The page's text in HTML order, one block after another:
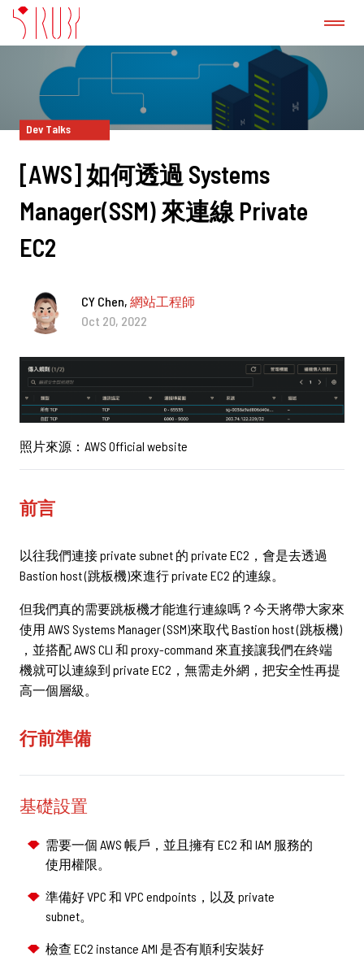
認識我們
成功案例
GitLab 諮詢服務
產品
台北市中正區襄陽路6號6樓
Dev Talks
[AWS] 如何透過 Systems
Manager(SSM) 來連線 Private
EC2
CY Chen, 網站工程師
Oct 20, 2022
照片來源：AWS Official website
前言
以往我們連接 private subnet 的 private EC2，會是去透過
Bastion host (跳板機)來進行 private EC2 的連線。
但我們真的需要跳板機才能進行連線嗎？今天將帶大家來
使用 AWS Systems Manager (SSM)來取代 Bastion host (跳板機)
，並搭配 AWS CLI 和 proxy-command 來直接讓我們在終端
機就可以連線到 private EC2，無需走外網，把安全性再提
高一個層級。
行前準備
基礎設置
需要一個 AWS 帳戶，並且擁有 EC2 和 IAM 服務的
使用權限。
準備好 VPC 和 VPC endpoints，以及 private
subnet。
檢查 EC2 instance AMI 是否有順利安裝好